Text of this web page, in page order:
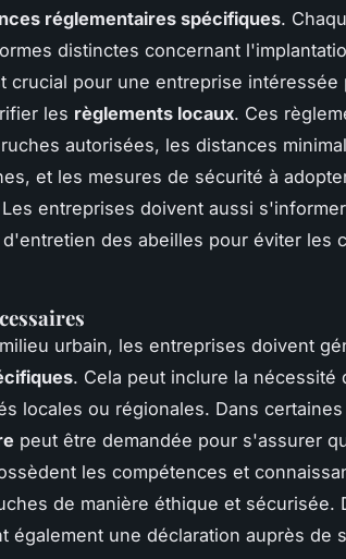
réglementaires spécifiques.
distinctes concernant
crucial pour une entreprise intéressée
les règlements locaux. Ces
autorisées, les distances
et les mesures de sécurité à
entreprises doivent aussi
des abeilles pour éviter les
urbain, les entreprises doivent
. Cela peut inclure la nécessité
locales ou régionales. Dans
peut être demandée pour s'assurer
les compétences et
de manière éthique et sécurisée.
également une déclaration auprès de